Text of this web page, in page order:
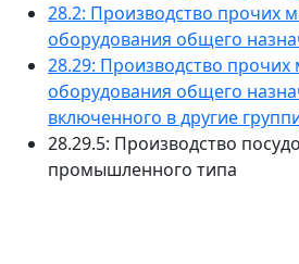
28.2: Производство прочих
оборудования общего
28.29: Производство
оборудования общего
включенного в другие
28.29.5: Производство
промышленного типа